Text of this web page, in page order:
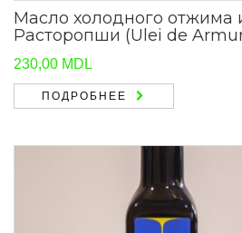
Масло холодного отжима
Расторопши (Ulei de
230,00 MDL
ПОДРОБНЕЕ